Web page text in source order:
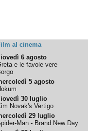
al cinema
6 agosto
e le favole vere
5 agosto
30 luglio
Novak's Vertigo
29 luglio
Man - Brand New Day